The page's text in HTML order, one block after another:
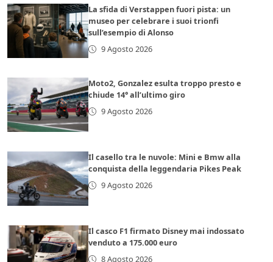
La sfida di Verstappen fuori pista: un
museo per celebrare i suoi trionfi
sull’esempio di Alonso
9 Agosto 2026
Moto2, Gonzalez esulta troppo presto e
chiude 14° all’ultimo giro
9 Agosto 2026
Il casello tra le nuvole: Mini e Bmw alla
conquista della leggendaria Pikes Peak
9 Agosto 2026
Il casco F1 firmato Disney mai indossato
venduto a 175.000 euro
8 Agosto 2026